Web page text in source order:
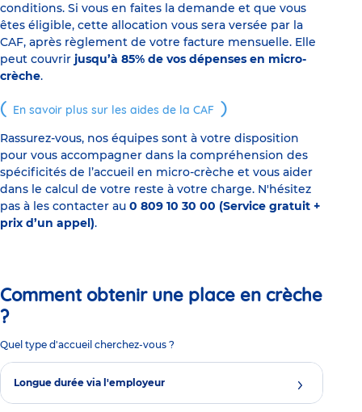
conditions. Si vous en faites la demande et que vous
êtes éligible, cette allocation vous sera versée par la
CAF, après règlement de votre facture mensuelle. Elle
peut couvrir jusqu’à 85% de vos dépenses en micro-
crèche.
En savoir plus sur les aides de la CAF
Rassurez-vous, nos équipes sont à votre disposition
pour vous accompagner dans la compréhension des
spécificités de l’accueil en micro-crèche et vous aider
dans le calcul de votre reste à votre charge. N'hésitez
pas à les contacter au 0 809 10 30 00 (Service gratuit +
prix d’un appel).
Comment obtenir une place en crèche
?
Quel type d'accueil cherchez-vous ?
Longue durée via l'employeur